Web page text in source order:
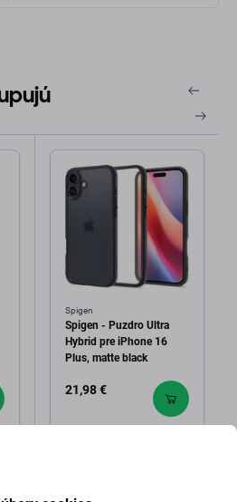
Spigen
Spigen - Puzdro Ultra
Hybrid pre iPhone 16
Plus, matte black
21,98 €